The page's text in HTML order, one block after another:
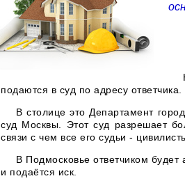
подаются в суд по адресу ответчика.
В столице это Департамент
суд Москвы. Этот суд разрешает
связи с чем все его судьи -
В Подмосковье ответчиком
и подаётся иск.